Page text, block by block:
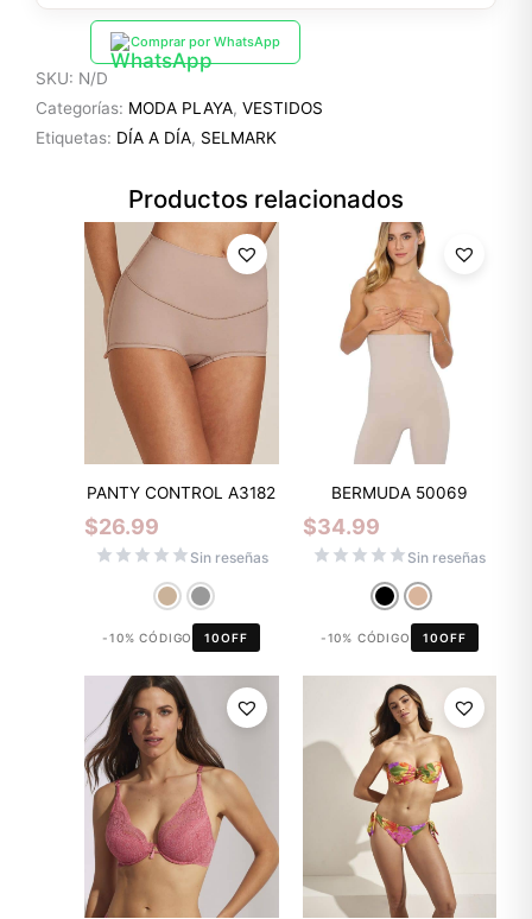
Comprar por WhatsApp
SKU: N/D
Categorías: MODA PLAYA, VESTIDOS
Etiquetas: DÍA A DÍA, SELMARK
Productos relacionados
PANTY CONTROL A3182
$26.99
Sin reseñas
-10% CÓDIGO 10OFF
BERMUDA 50069
$34.99
Sin reseñas
-10% CÓDIGO 10OFF